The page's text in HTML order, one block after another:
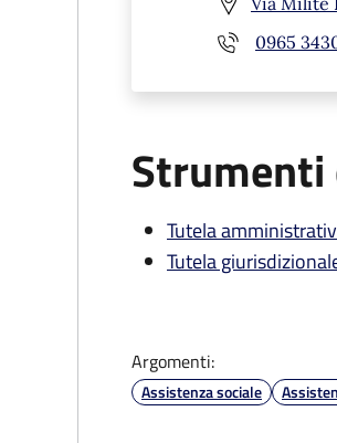
0965
Tutela
Tutela
Argomenti:
Assistenza sociale